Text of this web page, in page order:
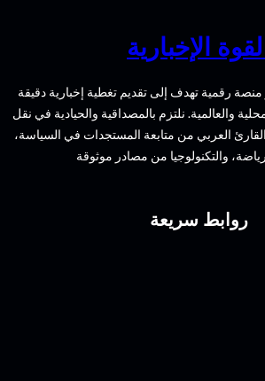
إطلالةالإخبارية
رقمية تهدف إلى تقديم تغطية إخبارية دقيقة
والعالمية. نلتزم بالمصداقية والحيادية في نقل
العربي من متابعة المستجدات في السياسة،
والتكنولوجيا من مصادر موثوقة
روابط سريعة